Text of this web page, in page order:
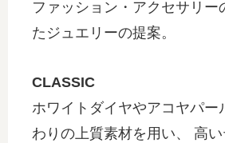
ファッション・アクセサリー
たジュエリーの提案。
CLASSIC
ホワイトダイヤやアコヤパー
わりの上質素材を用い、 高